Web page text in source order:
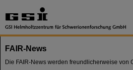
FAIR-News
Die FAIR-News werden freundlicherweise von